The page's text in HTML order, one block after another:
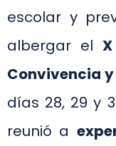
escolar y
albergar el
Convivencia
días 28, 29 y
reunió a